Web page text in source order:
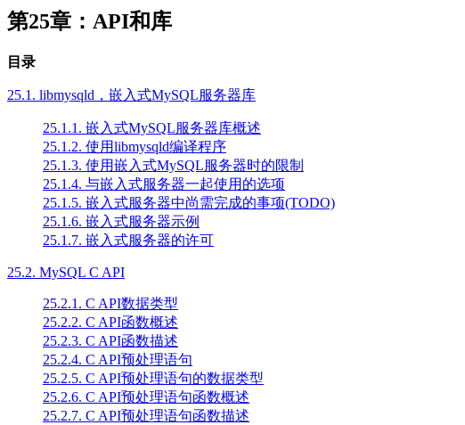
第25章：API和库
目录
25.1. libmysqld，嵌入式MySQL服务器库
25.1.1. 嵌入式MySQL服务器库概述
25.1.2. 使用libmysqld编译程序
25.1.3. 使用嵌入式MySQL服务器时的限制
25.1.4. 与嵌入式服务器一起使用的选项
25.1.5. 嵌入式服务器中尚需完成的事项(TODO)
25.1.6. 嵌入式服务器示例
25.1.7. 嵌入式服务器的许可
25.2. MySQL C API
25.2.1. C API数据类型
25.2.2. C API函数概述
25.2.3. C API函数描述
25.2.4. C API预处理语句
25.2.5. C API预处理语句的数据类型
25.2.6. C API预处理语句函数概述
25.2.7. C API预处理语句函数描述